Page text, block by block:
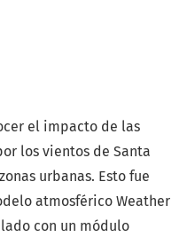
el impacto de las
los vientos de Santa
urbanas. Esto fue
atmosférico Weather
con un módulo